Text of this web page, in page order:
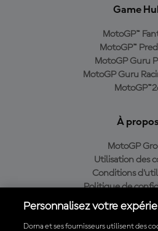
Game
MotoGP™
MotoGP™
MotoGP Guru
MotoGP Guru
À propos
MotoGP
Utilisation des
Conditions
Politique de
Politique
Personnalisez votre
Dorna et ses fournisseurs utilisent des